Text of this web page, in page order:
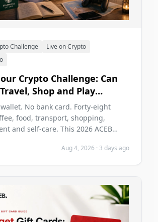
Challenge
Live on Crypto
Crypto Challenge: Can
Shop and Play
Bank Card in 2026?
No bank card. Forty-eight
food, transport, shopping,
and self-care. This 2026 ACEB
days without becoming the main
Aug 4, 2026 · 3 days ago